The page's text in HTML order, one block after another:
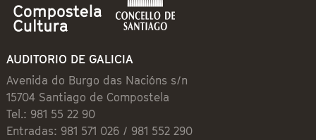
AUDITORIO DE GALICIA
Avenida do Burgo das Nacións s/n
15704 Santiago de Compostela
Tel.: 981 55 22 90
Entradas: 981 571 026 / 981 552 290